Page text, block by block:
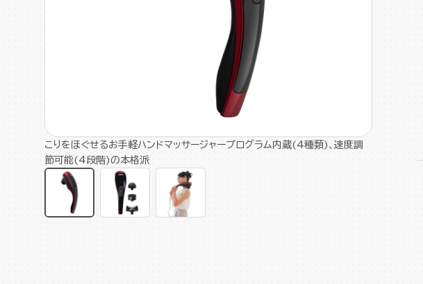
こりをほぐせるお手軽ハンドマッサージャープログラム内蔵(4種類)、速度調
節可能(4段階)の本格派